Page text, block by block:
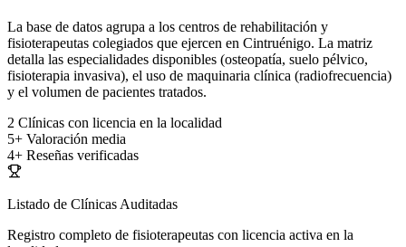
La base de datos agrupa a los centros de rehabilitación y
fisioterapeutas colegiados que ejercen en Cintruénigo. La matriz
detalla las especialidades disponibles (osteopatía, suelo pélvico,
fisioterapia invasiva), el uso de maquinaria clínica (radiofrecuencia)
y el volumen de pacientes tratados.
2 Clínicas con licencia en la localidad
5+ Valoración media
4+ Reseñas verificadas
Listado de Clínicas Auditadas
Registro completo de fisioterapeutas con licencia activa en la